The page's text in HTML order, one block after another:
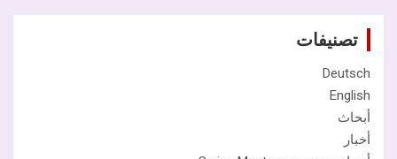
تصنيفات
Deutsch
English
أبحاث
أخبار